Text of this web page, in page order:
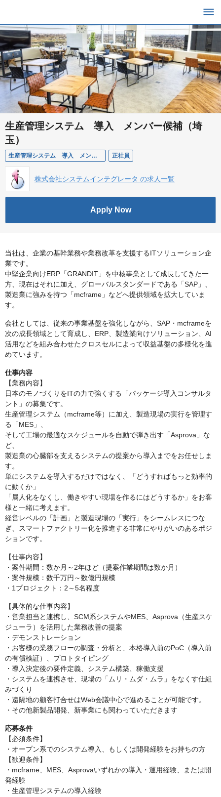
生産管理システム 導入 メンバー候補（埼
玉）
生産管理システム 導入 メンバー候補（埼玉） 正社員
株式会社システムインテグレータ の求人一覧
Apply Now
当社は、企業の基幹業務や業務改革を支援するITソリューション企
業です。
中堅企業向けERP「GRANDIT」を中核事業として成長してきた一
方、現在はそれに加え、グローバルスタンダードである「SAP」、
製造業に強みを持つ「mcframe」などへ提供領域を拡大していま
す。
会社としては、従来の事業基盤を強化しながら、SAP・mcframeを
次の成長領域として育成し、ERP、製造業向けソリューション、AI
活用などを組み合わせたクロスセルによって収益基盤の多様化を進
めています。
仕事内容
【業務内容】
日本のモノづくりをITの力で強くする「パッケージ導入コンサルタ
ント」の募集です。
生産管理システム（mcframe等）に加え、製造現場の実行を管理す
る「MES」、
そして工場の最適なスケジュールを自動で弾き出す「Asprova」な
ど、
製造業の心臓部を支えるシステムの提案から導入までをお任せしま
す。
単にシステムを導入するだけではなく、「どうすればもっと効率的
に動くか」
「属人化をなくし、働きやすい現場を作るにはどうするか」をお客
様と一緒に考えます。
経営レベルの「計画」と製造現場の「実行」をシームレスにつな
ぎ、スマートファクトリー化を推進する非常にやりがいのあるポジ
ションです。
【仕事内容】
・案件期間：数か月～2年ほど（提案作業期間は数か月）
・案件規模：数千万円～数億円規模
・1プロジェクト：2～5名程度
【具体的な仕事内容】
・営業担当と連携し、SCM系システムやMES、Asprova（生産スケ
ジューラ）を活用した業務改善の提案
・デモンストレーション
・お客様の業務フローの調査・分析と、本格導入前のPoC（導入前
の有償検証）、プロトタイピング
・導入決定後の要件定義、システム構築、稼働支援
・システムを連携させ、現場の「ムリ・ムダ・ムラ」をなくす仕組
みづくり
・遠隔地の顧客打合せはWeb会議中心で進めることが可能です。
・その他新製品開発、新事業にも関わっていただきます
応募条件
【必須条件】
・オープン系でのシステム導入、もしくは開発経験をお持ちの方
【歓迎条件】
・mcframe、MES、Asprovaいずれかの導入・運用経験、または開
発経験
・生産管理システムの導入経験